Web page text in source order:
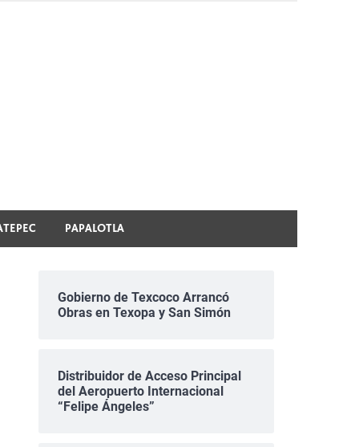
PAPALOTLA
Gobierno de Texcoco Arrancó
Obras en Texopa y San Simón
Distribuidor de Acceso Principal
del Aeropuerto Internacional
“Felipe Ángeles”